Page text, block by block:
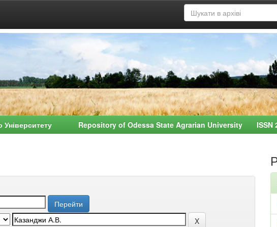
Університету Repository of Odessa State Agrarian University ISSN